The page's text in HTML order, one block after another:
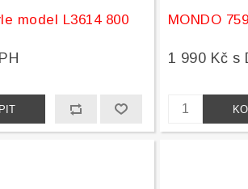
model L3614 800 MONDO
1 990 Kč s